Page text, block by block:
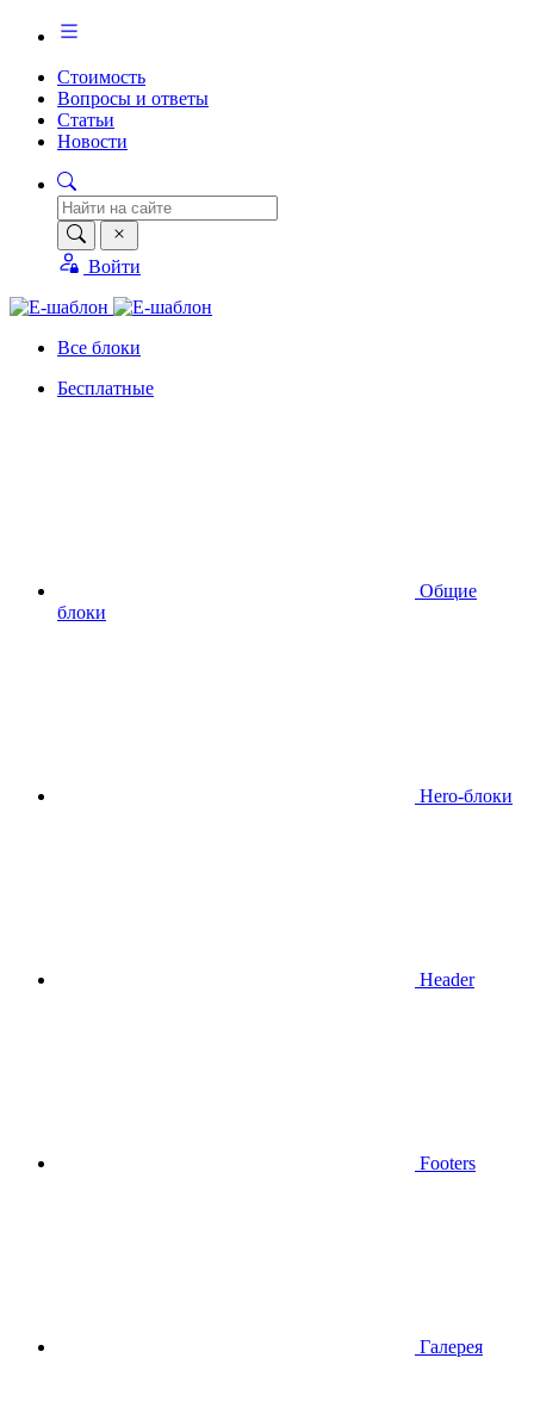
Стоимость
Вопросы и ответы
Статьи
Новости
Войти
Все блоки
Бесплатные
Общие
блоки
Hero-блоки
Header
Footers
Галерея